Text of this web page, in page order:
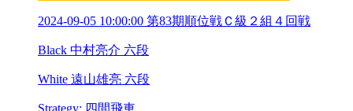
2024-09-05 10:00:00 第83期順位戦Ｃ級２組４回戦
Black 中村亮介 六段
White 遠山雄亮 六段
Strategy: 四間飛車